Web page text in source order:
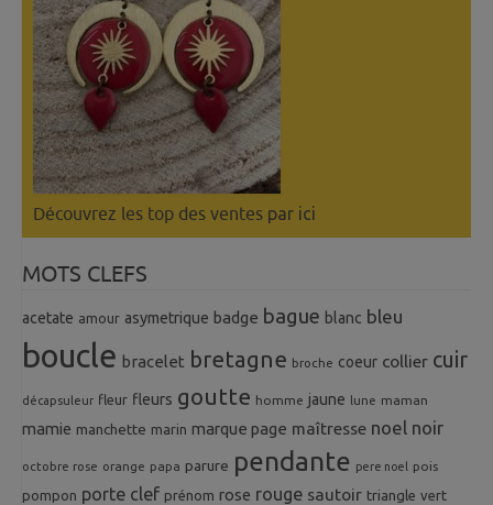
Découvrez les top des ventes par ici
MOTS CLEFS
acetate amour asymetrique badge bague blanc bleu
boucle bracelet bretagne broche coeur collier cuir
décapsuleur fleur fleurs goutte homme jaune lune maman
mamie manchette marin marque page maîtresse noel noir
octobre rose orange papa parure pendante pere noel pois
pompon porte clef prénom rose rouge sautoir triangle vert